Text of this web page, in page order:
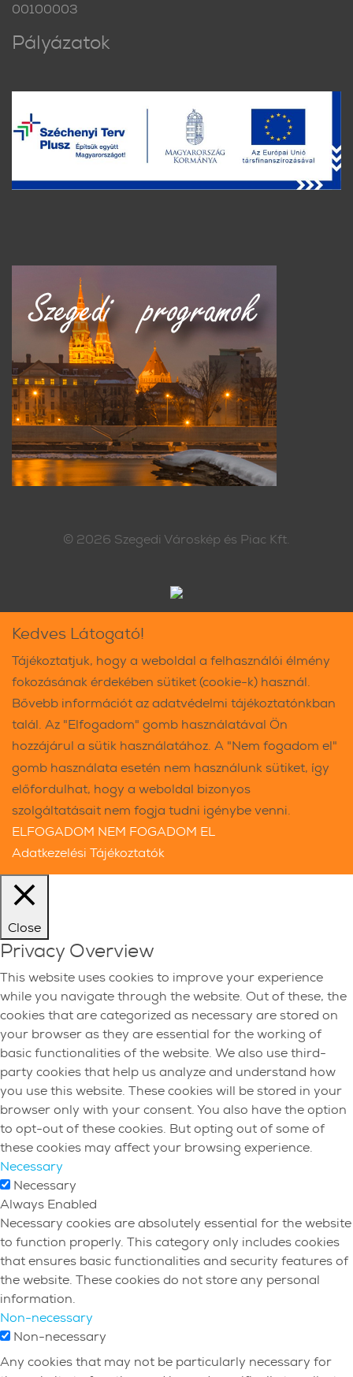
00100003
Pályázatok
© 2026 Szegedi Városkép és Piac Kft.
Kedves Látogató!
Tájékoztatjuk, hogy a weboldal a felhasználói élmény
fokozásának érdekében sütiket (cookie-k) használ.
Bővebb információt az adatvédelmi tájékoztatónkban
talál. Az "Elfogadom" gomb használatával Ön
hozzájárul a sütik használatához. A "Nem fogadom el"
gomb használata esetén nem használunk sütiket, így
előfordulhat, hogy a weboldal bizonyos
szolgáltatásait nem fogja tudni igénybe venni.
ELFOGADOM NEM FOGADOM EL
Adatkezelési Tájékoztatók
Close
Privacy Overview
This website uses cookies to improve your experience
while you navigate through the website. Out of these, the
cookies that are categorized as necessary are stored on
your browser as they are essential for the working of
basic functionalities of the website. We also use third-
party cookies that help us analyze and understand how
you use this website. These cookies will be stored in your
browser only with your consent. You also have the option
to opt-out of these cookies. But opting out of some of
these cookies may affect your browsing experience.
Necessary
Necessary
Always Enabled
Necessary cookies are absolutely essential for the website
to function properly. This category only includes cookies
that ensures basic functionalities and security features of
the website. These cookies do not store any personal
information.
Non-necessary
Non-necessary
Any cookies that may not be particularly necessary for